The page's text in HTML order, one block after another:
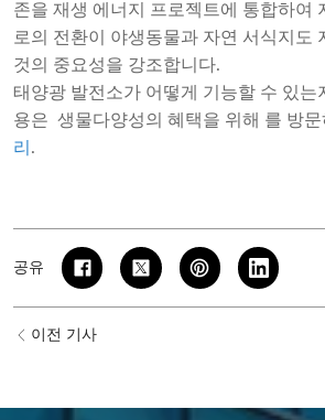
존을 재생 에너지 프로젝트에 통합하여
로의 전환이 야생동물과 자연 서식지도
것의 중요성을 강조합니다.
태양광 발전소가 어떻게 기능할 수 있는
용은 생물다양성의 혜택을 위해 를 방문
리 .
공유
이전 기사